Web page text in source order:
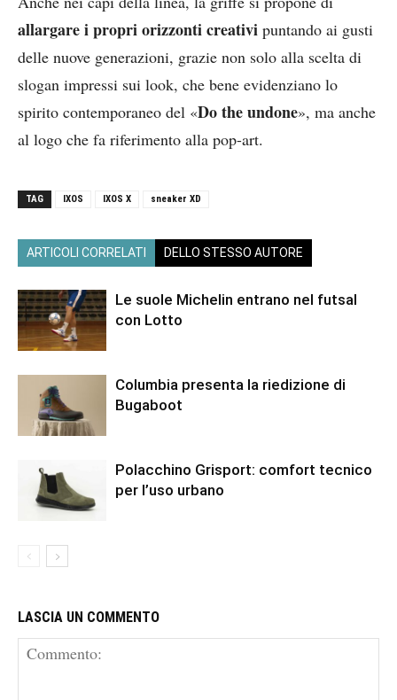
allargare i propri orizzonti creativi puntando ai gusti
delle nuove generazioni, grazie non solo alla scelta di
slogan impressi sui look, che bene evidenziano lo
spirito contemporaneo del «Do theundone», ma anche
al logo che fa riferimento alla pop-art.
TAG IXOS IXOS X sneaker XD
ARTICOLI CORRELATI DELLO STESSO AUTORE
Le suole Michelin entrano nel futsal
con Lotto
Columbia presenta la riedizione di
Bugaboot
Polacchino Grisport: comfort tecnico
per l’uso urbano
LASCIA UN COMMENTO